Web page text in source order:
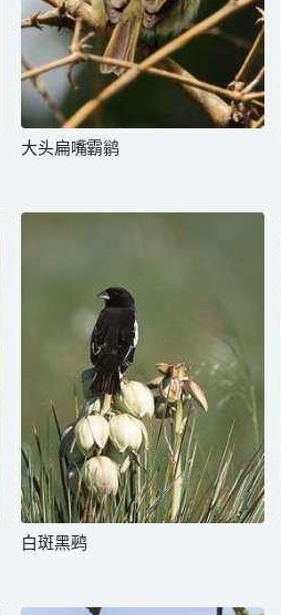
大头扁嘴霸鹟
白斑黑鹀